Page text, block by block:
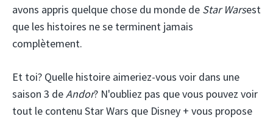
avons appris quelque chose du monde de Star Warsest
que les histoires ne se terminent jamais
complètement.
Et toi? Quelle histoire aimeriez-vous voir dans une
saison 3 deAndor? N'oubliez pas que vous pouvez voir
tout le contenu Star Wars que Disney + vous propose